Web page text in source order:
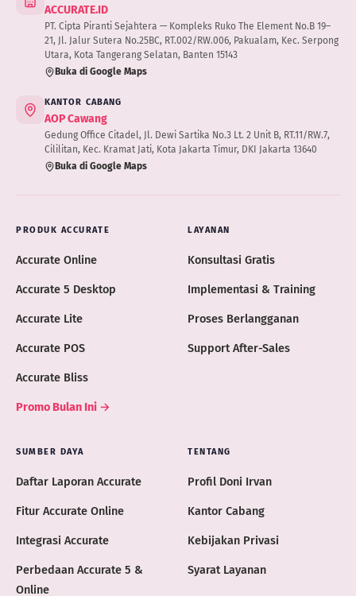
ACCURATE.ID
PT. Cipta Piranti Sejahtera — Kompleks Ruko The Element No.B 19–
21, Jl. Jalur Sutera No.25BC, RT.002/RW.006, Pakualam, Kec. Serpong
Utara, Kota Tangerang Selatan, Banten 15143
Buka di Google Maps
KANTOR CABANG
AOP Cawang
Gedung Office Citadel, Jl. Dewi Sartika No.3 Lt. 2 Unit B, RT.11/RW.7,
Cililitan, Kec. Kramat Jati, Kota Jakarta Timur, DKI Jakarta 13640
Buka di Google Maps
PRODUK ACCURATE
Accurate Online
Accurate 5 Desktop
Accurate Lite
Accurate POS
Accurate Bliss
Promo Bulan Ini →
LAYANAN
Konsultasi Gratis
Implementasi & Training
Proses Berlangganan
Support After-Sales
SUMBER DAYA
Daftar Laporan Accurate
Fitur Accurate Online
Integrasi Accurate
Perbedaan Accurate 5 &
Online
TENTANG
Profil Doni Irvan
Kantor Cabang
Kebijakan Privasi
Syarat Layanan